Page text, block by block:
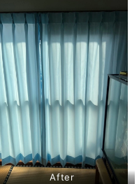
After